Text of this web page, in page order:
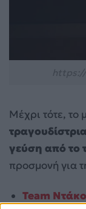
Μέχρι τότε,
γεύση από το
προσμονή για
Team